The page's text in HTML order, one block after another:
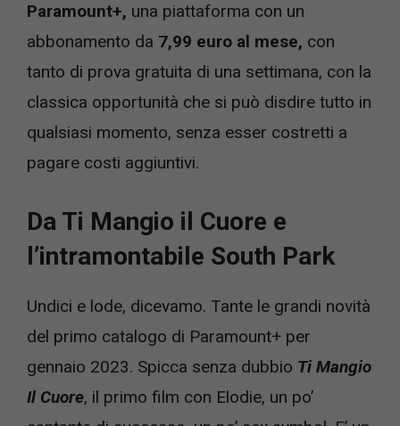
Paramount+, una piattaforma con un
abbonamento da 7,99 euro al mese, con
tanto di prova gratuita di una settimana, con la
classica opportunità che si può disdire tutto in
qualsiasi momento, senza esser costretti a
pagare costi aggiuntivi.
Da Ti Mangio il Cuore e
l’intramontabile South Park
Undici e lode, dicevamo. Tante le grandi novità
del primo catalogo di Paramount+ per
gennaio 2023. Spicca senza dubbio Ti Mangio
Il Cuore, il primo film con Elodie, un po’